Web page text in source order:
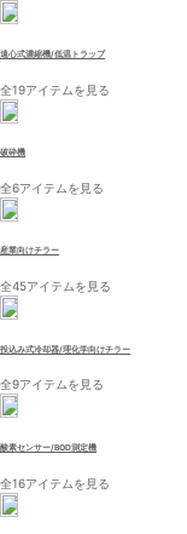
遠心式濃縮機/低温トラップ
全19アイテムを見る
破砕機
全6アイテムを見る
産業向けチラー
全45アイテムを見る
投込み式冷却器/理化学向けチラー
全9アイテムを見る
酸素センサー/BOD測定機
全16アイテムを見る